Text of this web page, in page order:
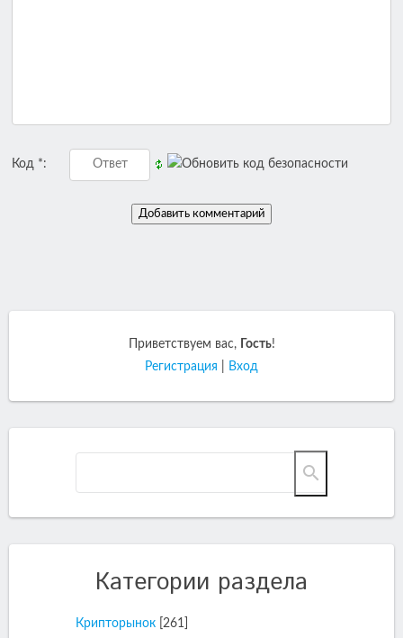
Код *:
Приветствуем вас, Гость!
Регистрация
Вход
Категории раздела
Крипторынок
[261]